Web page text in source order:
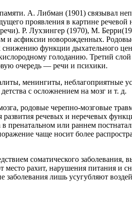
А. Либман (1901) связывал
проявления в картине
речи). Р. Лухзингер (1970), М.
асфиксии новорожденных.
функции дыхательного
голоданию. Третий
очередь — речи и психики.
менингиты, неблагоприятные
с осложнением на мозг и т. д.
родовые черепно-мозговые
речевых и неречевых
или раннем
чаще носит более
соматического заболевания,
рахит, нарушения питания и
лишь усугубляют